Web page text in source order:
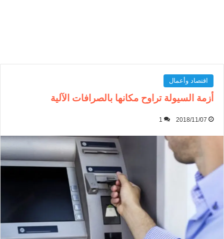
اقتصاد وأعمال
أزمة السيولة تراوح مكانها بالصرافات الآلية
2018/11/07
1